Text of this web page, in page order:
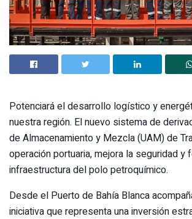
Potenciará el desarrollo logístico y
nuestra región. El nuevo sistema de
de Almacenamiento y Mezcla (UAM) de
operación portuaria, mejora la seguridad y
infraestructura del polo petroquímico.
Desde el Puerto de Bahía Blanca
iniciativa que representa una inversión